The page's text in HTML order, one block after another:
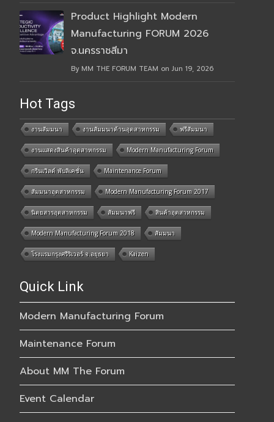
Product Highlight Modern
Manufacturing FORUM 2026
จ.นครราชสีมา
By MM THE FORUM TEAM on Jun 19, 2026
Hot Tags
งานสัมมนา งานสัมมนาด้านอุตสาหกรรม ฟรีสัมมนา
งานแสดงสินค้าอุตสาหกรรม Modern Manufacturing Forum
กรีนเวิลด์ พับลิเคชั่น Maintenance Forum
สัมมนาอุตสาหกรรม Modern Manufacturing Forum 2017
นิตยสารอุตสาหกรรม สัมมนาฟรี สินค้าอุตสาหกรรม
Modern Manufacturing Forum 2018 สัมมนา
โรงแรมกรุงศรีริเวอร์ จ.อยุธยา Kaizen
Quick Link
Modern Manufacturing Forum
Maintenance Forum
About MM The Forum
Event Calendar